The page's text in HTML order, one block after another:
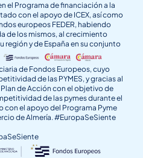
el Programa de financiación a la
con el apoyo de ICEX, así como
europeos FEDER, habiendo
de los mismos, al crecimiento
región y de España en su conjunto
de Fondos Europeos, cuyo
de las PYMES, y gracias al
de Acción con el objetivo de
de las pymes durante el
con el apoyo del Programa Pyme
de Almería. #EuropaSeSiente